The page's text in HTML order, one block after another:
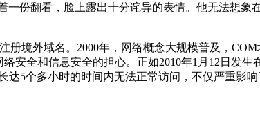
份翻看，脸上露出十分诧异的表情。他无法想
境外域名。2000年，网络概念大规模普及，
全和信息安全的担心。正如2010年1月12日发生
5个多小时的时间内无法正常访问，不仅严重影